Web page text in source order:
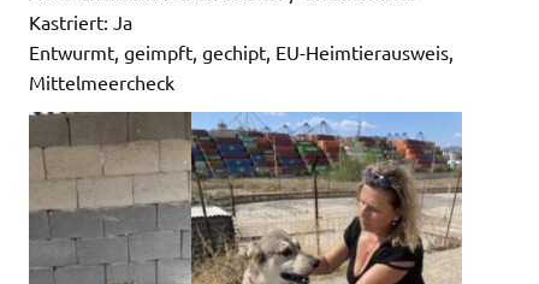
Kastriert: Ja
Entwurmt, geimpft, gechipt, EU-Heimtierausweis,
Mittelmeercheck